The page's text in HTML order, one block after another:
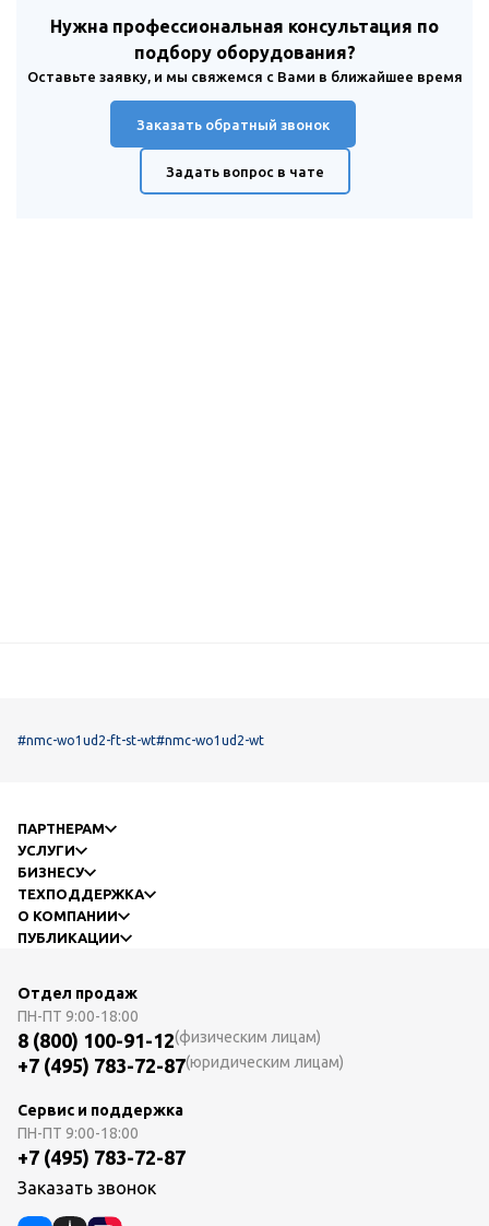
Нужна профессиональная консультация по
подбору оборудования?
Оставьте заявку, и мы свяжемся с Вами в ближайшее время
Заказать обратный звонок
Задать вопрос в чате
#nmc-wo1ud2-ft-st-wt#nmc-wo1ud2-wt
ПАРТНЕРАМ
УСЛУГИ
БИЗНЕСУ
ТЕХПОДДЕРЖКА
О КОМПАНИИ
ПУБЛИКАЦИИ
Отдел продаж
ПН-ПТ 9:00-18:00
8 (800) 100-91-12(физическим лицам)
+7 (495) 783-72-87(юридическим лицам)
Сервис и поддержка
ПН-ПТ 9:00-18:00
+7 (495) 783-72-87
Заказать звонок